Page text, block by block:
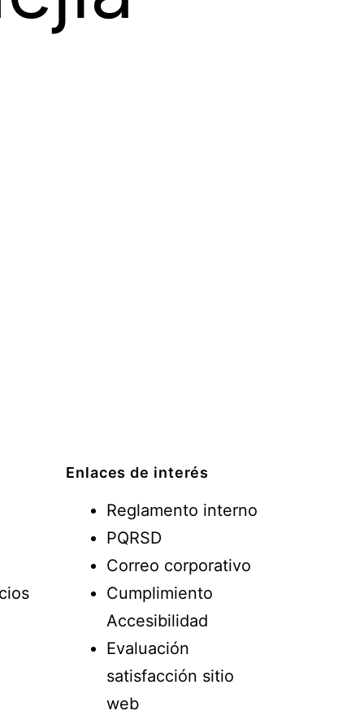
Enlaces de interés
Reglamento interno
PQRSD
Correo corporativo
Cumplimiento
Accesibilidad
Evaluación
satisfacción sitio
web